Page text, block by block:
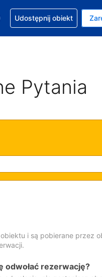
waluta to Dolar
Wybrany język to
Uzyskaj pomoc w sprawie
Udostępnij obiekt
Pytania
i są pobierane przez
odwołać rezerwację?